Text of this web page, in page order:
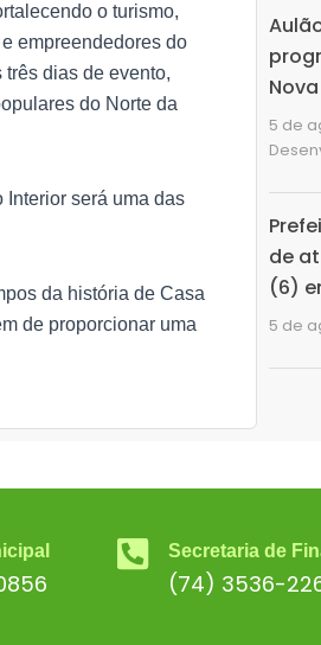
o turismo,
empreendedores do
dias de evento,
do Norte da
será uma das
da história de Casa
de proporcionar uma
Nova
5 de
de
(6)
5 de
Secretaria de
(74) 3536-